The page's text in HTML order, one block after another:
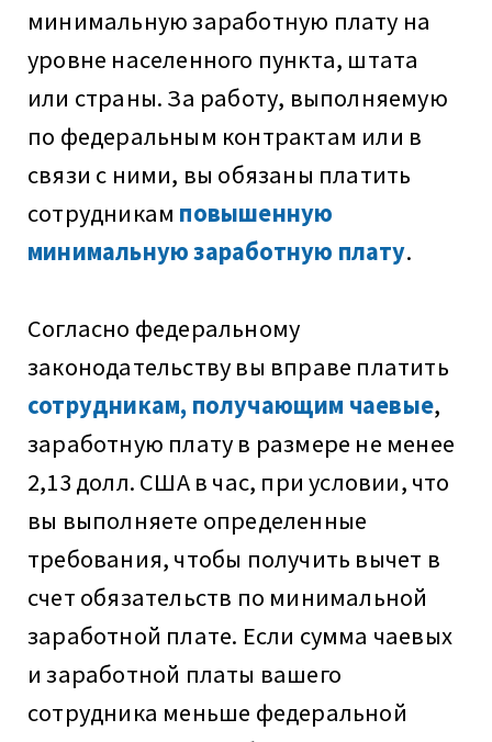
минимальную заработную плату на
уровне населенного пункта, штата
или страны. За работу, выполняемую
по федеральным контрактам или в
связи с ними, вы обязаны платить
сотрудникам повышенную
минимальную заработную плату.
Согласно федеральному
законодательству вы вправе платить
сотрудникам, получающим чаевые,
заработную плату в размере не менее
2,13 долл. США в час, при условии, что
вы выполняете определенные
требования, чтобы получить вычет в
счет обязательств по минимальной
заработной плате. Если сумма чаевых
и заработной платы вашего
сотрудника меньше федеральной